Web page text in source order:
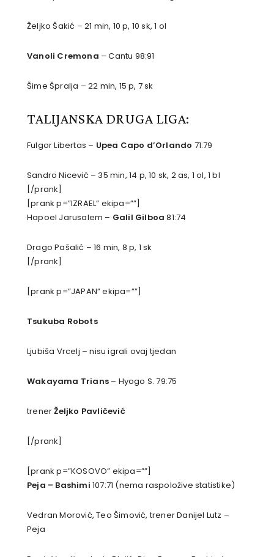
Željko Šakić – 21 min, 10 p, 10 sk, 1 ol
Vanoli Cremona – Cantu 98:91
Šime Špralja – 22 min, 15 p, 7 sk
TALIJANSKA DRUGA LIGA:
Fulgor Libertas – Upea Capo d’Orlando 71:79
Sandro Nicević – 35 min, 14 p, 10 sk, 2 as, 1 ol, 1 bl
[/prank]
[prank p=”IZRAEL” ekipa=””]
Hapoel Jarusalem – Galil Gilboa81:74
Drago Pašalić – 16 min, 8 p, 1 sk
[/prank]
[prank p=”JAPAN” ekipa=””]
Tsukuba Robots
Ljubiša Vrcelj – nisu igrali ovaj tjedan
Wakayama Trians – Hyogo S. 79:75
trenerŽeljko Pavličević
[/prank]
[prank p=”KOSOVO” ekipa=””]
Peja – Bashimi 107:71 (nema raspoložive statistike)
Vedran Morović, Teo Šimović, trener Danijel Lutz –
Peja